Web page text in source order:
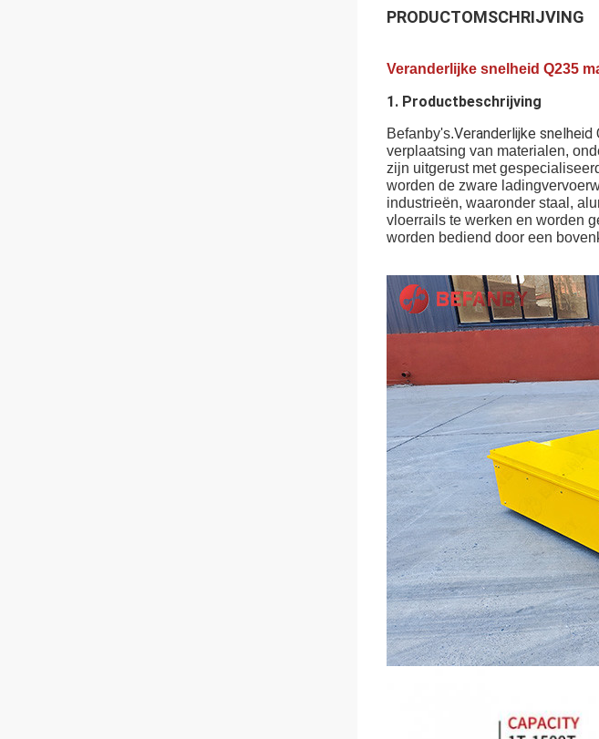
PRODUCTOMSCHRIJVING
Veranderlijke snelheid Q235
1. Productbeschrijving
Befanby's.Veranderlijke snelheid
verplaatsing van materialen,
zijn uitgerust met
worden de zware
industrieën, waaronder staal,
vloerrails te werken en worden
worden bediend door een